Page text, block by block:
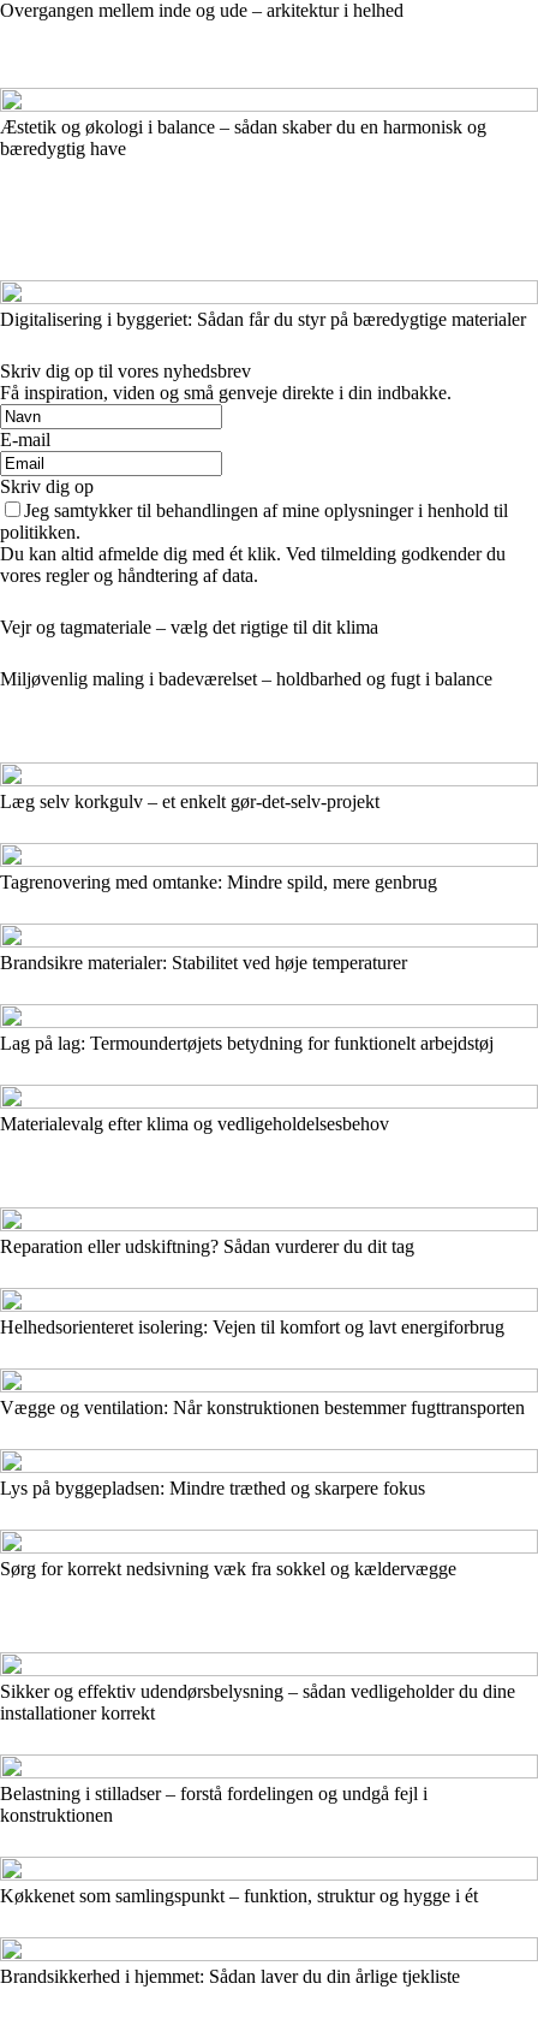
Overgangen mellem inde og ude – arkitektur i helhed
Æstetik og økologi i balance – sådan skaber du en harmonisk og
bæredygtig have
Digitalisering i byggeriet: Sådan får du styr på bæredygtige materialer
Skriv dig op til vores nyhedsbrev
Få inspiration, viden og små genveje direkte i din indbakke.
E-mail
Skriv dig op
Jeg samtykker til behandlingen af mine oplysninger i henhold til
politikken.
Du kan altid afmelde dig med ét klik. Ved tilmelding godkender du
vores regler og håndtering af data.
Vejr og tagmateriale – vælg det rigtige til dit klima
Miljøvenlig maling i badeværelset – holdbarhed og fugt i balance
Læg selv korkgulv – et enkelt gør-det-selv-projekt
Tagrenovering med omtanke: Mindre spild, mere genbrug
Brandsikre materialer: Stabilitet ved høje temperaturer
Lag på lag: Termoundertøjets betydning for funktionelt arbejdstøj
Materialevalg efter klima og vedligeholdelsesbehov
Reparation eller udskiftning? Sådan vurderer du dit tag
Helhedsorienteret isolering: Vejen til komfort og lavt energiforbrug
Vægge og ventilation: Når konstruktionen bestemmer fugttransporten
Lys på byggepladsen: Mindre træthed og skarpere fokus
Sørg for korrekt nedsivning væk fra sokkel og kældervægge
Sikker og effektiv udendørsbelysning – sådan vedligeholder du dine
installationer korrekt
Belastning i stilladser – forstå fordelingen og undgå fejl i
konstruktionen
Køkkenet som samlingspunkt – funktion, struktur og hygge i ét
Brandsikkerhed i hjemmet: Sådan laver du din årlige tjekliste